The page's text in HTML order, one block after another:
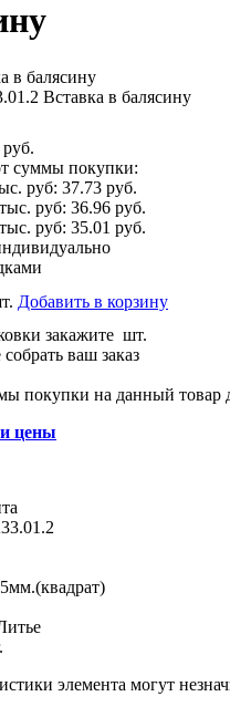
в балясину
Вставка в балясину
руб.
суммы покупки:
руб: 37.73 руб.
руб: 36.96 руб.
руб: 35.01 руб.
Добавить в корзину
закажите шт.
ваш заказ
покупки на данный товар
цены
элемента могут